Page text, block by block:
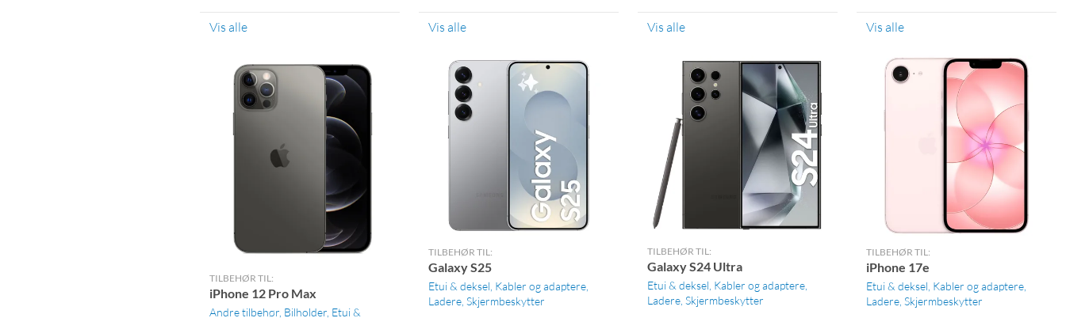
Vis alle Vis alle Vis alle Vis alle
TILBEHØR TIL:
iPhone 12 Pro Max
Andre tilbehør Bilholder Etui &
TILBEHØR TIL:
Galaxy S25
Etui & deksel Kabler og adaptere
Ladere Skjermbeskytter
TILBEHØR TIL:
Galaxy S24 Ultra
Etui & deksel Kabler og adaptere
Ladere Skjermbeskytter
TILBEHØR TIL:
iPhone 17e
Etui & deksel Kabler og adaptere
Ladere Skjermbeskytter